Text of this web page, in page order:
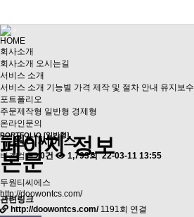
HOME
회사소개
회사소개 오시는길
서비스 소개
서비스 소개 기능별 가격 제작 및 절차 안내 유지보수
포트폴리오
주문제작형 일반형 경제형
온라인문의
PORTFOLIO [일반형]
두원티씨에스
페이지 정보
비즈컴 0건 1,793회 22-03-11 13:55
본문
두원티씨에스
http://doowontcs.com/
관련링크
http://doowontcs.com/ 1191회 연결